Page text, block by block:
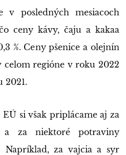
v posledných mesiacoch
ceny kávy, čaju a kakaa
%. Ceny pšenice a olejnín
celom regióne v roku 2022
2021.
si však priplácame aj za
a za niektoré potraviny
Napríklad, za vajcia a syr